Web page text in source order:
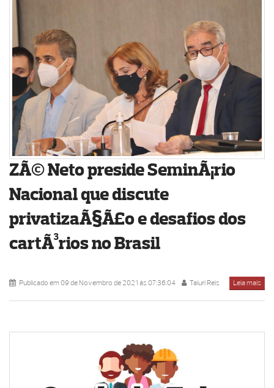
ZÃ© Neto preside SeminÃ¡rio
Nacional que discute
privatizaÃ§Ã£o e desafios dos
cartÃ³rios no Brasil
Publicado em 09 de Novembro de 2021 ás 07:36:04 Taiuri Reis Leia mais